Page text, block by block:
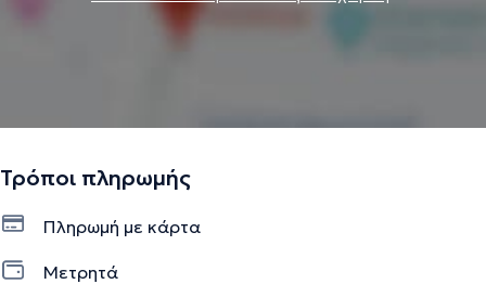
Τρόποι πληρωμής
Πληρωμή με κάρτα
Μετρητά